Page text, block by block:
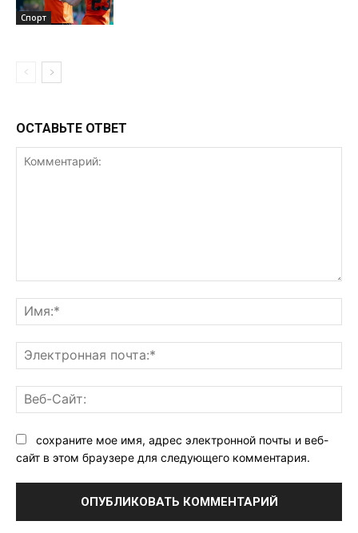
Спорт
ОСТАВЬТЕ ОТВЕТ
сохраните мое имя, адрес электронной почты и веб-
сайт в этом браузере для следующего комментария.